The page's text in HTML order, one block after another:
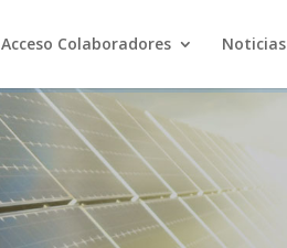
Acceso Colaboradores Noticias